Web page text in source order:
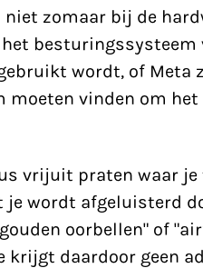
zomaar bij de
wordt, of Meta
moeten vinden om
vrijuit praten waar
wordt afgeluisterd
oorbellen" of
krijgt daardoor geen